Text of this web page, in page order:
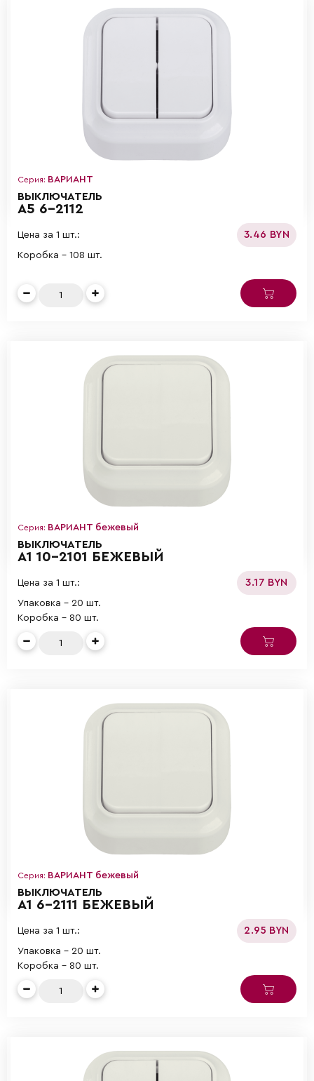
Серия: ВАРИАНТ
ВЫКЛЮЧАТЕЛЬ
А5 6-2112
Цена за 1 шт.: 3.46 BYN
Коробка - 108 шт.
Серия: ВАРИАНТ бежевый
ВЫКЛЮЧАТЕЛЬ
А1 10-2101 БЕЖЕВЫЙ
Цена за 1 шт.: 3.17 BYN
Упаковка - 20 шт.
Коробка - 80 шт.
Серия: ВАРИАНТ бежевый
ВЫКЛЮЧАТЕЛЬ
А1 6-2111 БЕЖЕВЫЙ
Цена за 1 шт.: 2.95 BYN
Упаковка - 20 шт.
Коробка - 80 шт.